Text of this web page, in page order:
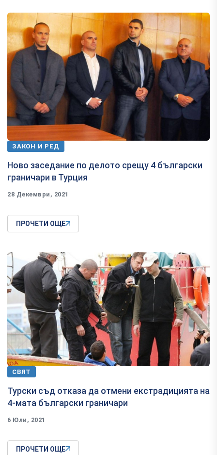
ЗАКОН И РЕД
Ново заседание по делото срещу 4 български
граничари в Турция
28 Декември, 2021
ПРОЧЕТИ ОЩЕ
СВЯТ
Турски съд отказа да отмени екстрадицията на
4-мата български граничари
6 Юли, 2021
ПРОЧЕТИ ОЩЕ